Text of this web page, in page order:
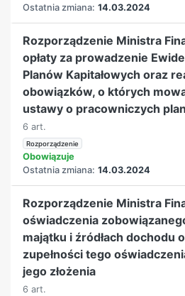
Ostatnia zmiana: 14.03.2024
Rozporządzenie Ministra
opłaty za prowadzenie
Planów Kapitałowych oraz
obowiązków, o których
ustawy o pracowniczych
6 art.
Rozporządzenie
Obowiązuje
Ostatnia zmiana: 14.03.2024
Rozporządzenie Ministra
oświadczenia
majątku i źródłach dochodu
zupełności tego
jego złożenia
6 art.